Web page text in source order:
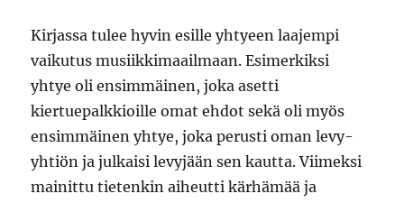
Kirjassa tulee hyvin esille yhtyeen laajempi
vaikutus musiikkimaailmaan. Esimerkiksi
yhtye oli ensimmäinen, joka asetti
kiertuepalkkioille omat ehdot sekä oli myös
ensimmäinen yhtye, joka perusti oman levy-
yhtiön ja julkaisi levyjään sen kautta. Viimeksi
mainittu tietenkin aiheutti kärhämää ja